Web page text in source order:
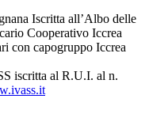
Iscritta all’Albo delle
Cooperativo Iccrea
con capogruppo Iccrea
iscritta al R.U.I. al n.